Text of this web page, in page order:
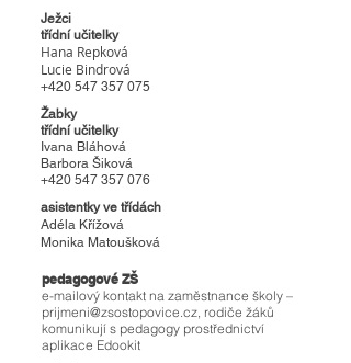
Ježci
třídní učitelky
Hana Repková
Lucie Bindrová
+420 547 357 075
Žabky
třídní učitelky
Ivana Bláhová
Barbora Šiková
+420 547 357 076
asistentky ve třídách
Adéla Křížová
Monika Matoušková
pedagogové ZŠ
e-mailový kontakt na zaměstnance školy –
prijmeni@zsostopovice.cz, rodiče žáků
komunikují s pedagogy prostřednictví
aplikace Edookit